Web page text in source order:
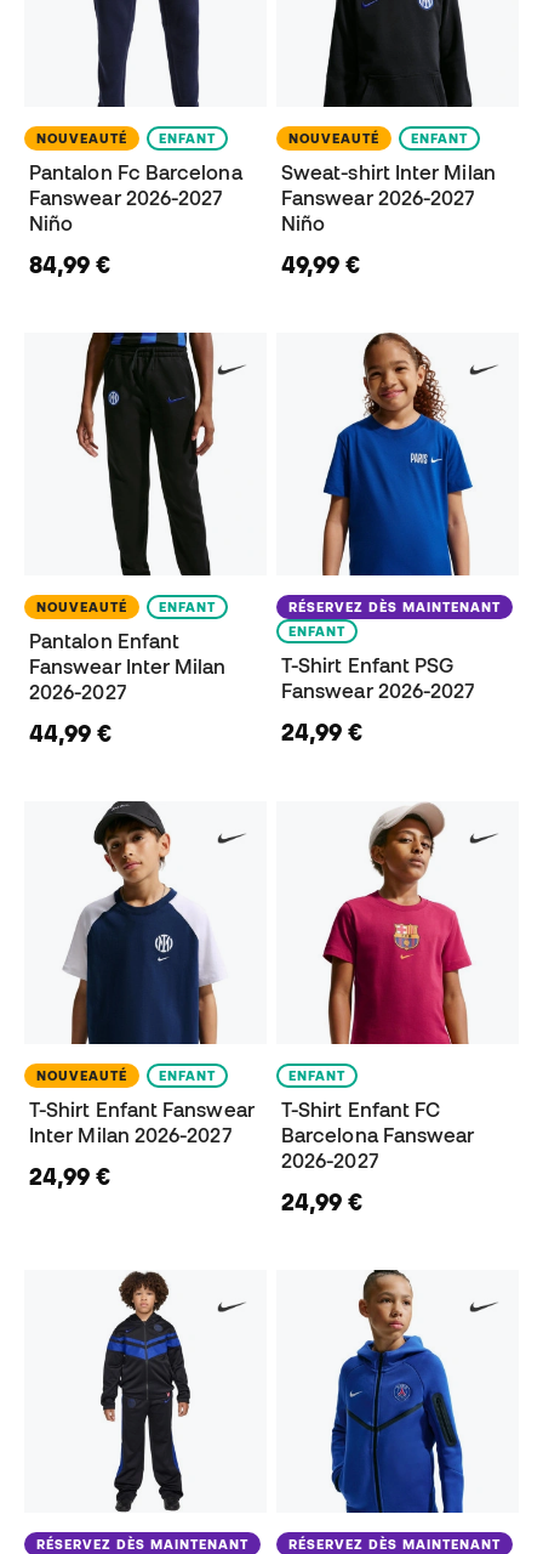
NOUVEAUTÉ ENFANT
Pantalon Fc Barcelona
Fanswear 2026-2027
Niño
84,99 €
NOUVEAUTÉ ENFANT
Sweat-shirt Inter Milan
Fanswear 2026-2027
Niño
49,99 €
NOUVEAUTÉ ENFANT
Pantalon Enfant
Fanswear Inter Milan
2026-2027
44,99 €
RÉSERVEZ DÈS MAINTENANT
ENFANT
T-Shirt Enfant PSG
Fanswear 2026-2027
24,99 €
NOUVEAUTÉ ENFANT
T-Shirt Enfant Fanswear
Inter Milan 2026-2027
24,99 €
ENFANT
T-Shirt Enfant FC
Barcelona Fanswear
2026-2027
24,99 €
RÉSERVEZ DÈS MAINTENANT
RÉSERVEZ DÈS MAINTENANT